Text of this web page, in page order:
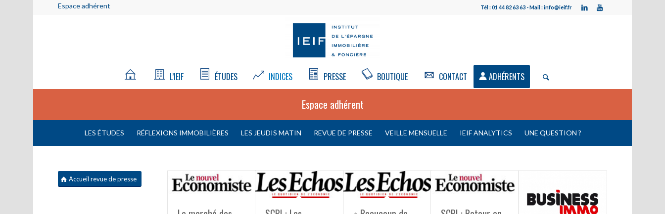
Espace adhérent Tél : 01 44 82 63 63 - Mail : info@ieif.fr
L’IEIF ÉTUDES INDICES PRESSE BOUTIQUE CONTACT ADHÉRENTS
Espace adhérent
LES ÉTUDES RÉFLEXIONS IMMOBILIÈRES LES JEUDIS MATIN REVUE DE PRESSE VEILLE MENSUELLE IEIF ANALYTICS UNE QUESTION ?
Accueil revue de presse